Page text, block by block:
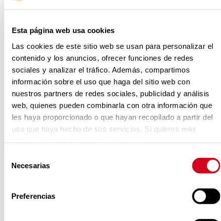
Esta página web usa cookies
Las cookies de este sitio web se usan para personalizar el
contenido y los anuncios, ofrecer funciones de redes
sociales y analizar el tráfico. Además, compartimos
información sobre el uso que haga del sitio web con
nuestros partners de redes sociales, publicidad y análisis
web, quienes pueden combinarla con otra información que
les haya proporcionado o que hayan recopilado a partir del
uso que haya hecho de sus servicios. Si quieres más
Necesarias
Preferencias
Inicio Perfil del Contratante
Perfil del Contratante
¿Estás interesado en colaborar con
nosotros? Aquí encontrarás todas
las convocatorias, licitaciones y
concursos vigentes, con todos los
detalles. ¡Que no se te pase el